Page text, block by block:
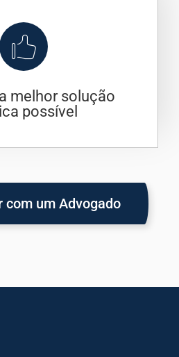
melhor solução
possível
com um Advogado